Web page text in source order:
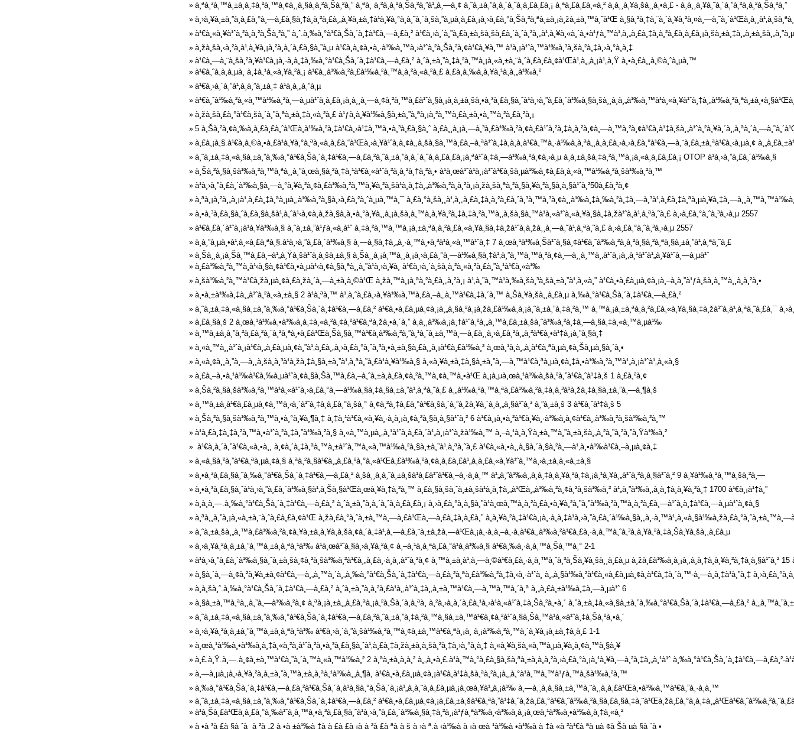
» à¸ªà¸³à¸™à¸±à¸à¸‡à¸²à¸™à¸¢à¸¸à¸§à¸à¸²à¸Šà¸²à¸” à¸ªà¸ à¸²à¸à¸²à¸Šà¸²à¸”à¹„à¸—à¸¢ à¸ˆà¸±à¸”à¸à¸´à¸ˆà¸à¸£à¸£à¸¡ à¸ªà¸£à¸£à¸«à¸² à¸à¸¸à¸¥à¸šà¸¸à¸•à¸£ - à¸à¸¸à¸¥à¸˜à¸´à¸”à¸²à¸à¸²à¸Šà¸²à¸”
» à¸›à¸¥à¸±à¸”à¸à¸£à¸°à¸—à¸£à¸§à¸‡à¸à¸²à¸£à¸„à¸¥à¸±à¸‡à¹à¸¥à¸°à¸­à¸˜à¸´à¸šà¸”à¸µà¸à¸£à¸¡à¸›à¸£à¸°à¸Šà¸²à¸ªà¸±à¸¡à¸žà¸±à¸™à¸˜à¹Œ
» à¹€à¸«à¸¥à¹ˆà¸²à¸à¸²à¸Šà¸²à¸” à¸ˆ.à¸‰à¸°à¹€à¸Šà¸´à¸‡à¹€à¸—à¸£à¸²
» à¸žà¸šà¸‹à¸²à¸à¹‚à¸¥à¸¡à¸²à¸­à¸´à¸£à¸§à¸”à¸µ à¹€à¸à¸¢à¸•à¸·à¹‰à¸™à¸›à¹ˆà¸²à¸Šà¸²à¸¢à¹€à¸¥à¸™ à¹à¸¡à¹ˆà¸™à¹‰à¸³à¸šà¸²à¸‡à¸›à¸°à¸à¸‡
» à¹€à¸—à¸¨à¸šà¸²à¸¥à¹€à¸¡à¸·à¸­à¸‡à¸‰à¸°à¹€à¸Šà¸´à¸‡à¹€à¸—à¸£à¸² à¸ˆà¸±à¸”à¸‡à¸²à¸™à¸¡à¸«à¸±à¸¨à¸ˆà¸£à¸£à¸¢à¹Œà¹‚à¸„à¸¡à¹„à¸Ÿ à¸•à¸£à¸¸à¸©à¸ˆà¸µà¸™
» à¹€à¸ˆà¸­à¸­à¸µà¸ à¸‡à¸¹à¸«à¸¥à¸²à¸¡ à¹€à¸‚à¹‰à¸²à¸£à¹‰à¸²à¸™à¸­à¸²à¸«à¸²à¸£ à¸£à¸­à¸‰à¸à¸¥à¸¹à¸à¸„à¹‰à¸²
» à¹€à¸›à¸´à¸”à¹‚à¸à¸”à¸±à¸‡ à¹à¸­à¸„à¸”à¸µ
»
» à¸žà¸šà¸£à¸°à¹€à¸šà¸´à¸”à¸ªà¸±à¸‡à¸«à¸²à¸£ à¹ƒà¸à¸¥à¹‰à¸§à¸±à¸”à¸ªà¸¡à¸²à¸™à¸£à¸±à¸•à¸™à¸²à¸£à¸²à¸¡
» 5 à¸Šà¸²à¸¢à¸‰à¸à¸£à¸£à¸ˆà¹Œà¸­à¹‰à¸²à¸‡à¹€à¸›à¹‡à¸™à¸•à¸³à¸£à¸§à¸ˆ
» à¸£à¸¡à¸§.à¹€à¸à¸©à¸•à¸£à¹à¸¥à¸°à¸ªà¸«à¸à¸£à¸“à¹Œà¸›à¸¥à¹ˆà¸­à¸¢à¸‚à¸šà¸§à¸™à¸£à¸–à¸ªà¹ˆà¸‡à¸­à¸­à¸à¹€à¸™à¸·à¹‰à¸­à¸ªà¸¸à¸à¸£à¸›à¸›à¸£à¸°à¹€à¸—à¸¨à¸£à¸±à¸ªà¹€à¸‹à¸µà¸¢
» à¸ˆà¸±à¸‡à¸«à¸§à¸±à¸”à¸‰à¸°à¹€à¸Šà¸´à¸‡à¹€à¸—à¸£à¸²à¸ˆà¸±à¸”à¸à¸´à¸ˆà¸à¸£à¸£à¸¡à¸ªà¹ˆà¸‡à¸—à¹‰à¸²à¸¢à¸›à¸µ à¸à¸±à¸šà¸‡à¸²à¸™à¸¡à¸«à¸à¸£à¸£à¸¡ OTOP à¹à¸›à¸”à¸£à¸´à¹‰à¸§
» à¸Šà¸²à¸§à¸šà¹‰à¸²à¸™à¸ªà¸¸à¸”à¸œà¸§à¸²à¸‡à¸¹à¹€à¸«à¹ˆà¸²à¸­à¸²à¸†à¸²à¸• à¹à¸œà¹ˆà¹à¸¡à¹ˆà¹€à¸šà¸µà¹‰à¸¢à¸£à¸­à¸«à¸™à¹‰à¸²à¸šà¹‰à¸²à¸™
» à¹à¸›à¸”à¸£à¸´à¹‰à¸§à¸—à¸°à¸¥à¸²à¸¢à¸£à¹‰à¸²à¸™à¸¥à¸²à¸šà¹à¸à¸‡à¸„à¹‰à¸²à¸à¸²à¸¡à¸žà¸šà¸ªà¸²à¸§à¸¥à¸²à¸§à¸à¸§à¹ˆà¸²50à¸£à¸²à¸¢
» à¸ªà¸¡à¸²à¸„à¸¡à¹‚à¸£à¸‡à¸ªà¸µà¸‚à¹‰à¸²à¸§à¸›à¸£à¸²à¸ˆà¸µà¸™à¸¯
» à¸•à¸³à¸£à¸§à¸ˆà¸£à¸§à¸šà¹‚à¸ˆà¹‹à¸¢à¸à¸žà¸§à¸à¸•à¸°à¸¥à¸¸à¸¡à¸šà¸­à¸™à¸à¸¥à¸²à¸‡à¸‡à¸²à¸™à¸‚à¸šà¸§à¸™à¹à¸«à¹ˆà¸«à¸¥à¸§à¸‡à¸žà¹ˆà¸­à¹‚à¸ªà¸˜à¸£ à¸›à¸£à¸°à¸ˆà¸³à¸›à¸µ 2557
» à¹€à¸£à¸´à¹ˆà¸¡à¹à¸¥à¹‰à¸§ à¸ˆà¸±à¸”à¹ƒà¸«à¸à¹ˆ à¸‡à¸²à¸™à¸™à¸¡à¸±à¸ªà¸à¸²à¸£à¸«à¸¥à¸§à¸‡à¸žà¹ˆà¸­à¸žà¸¸à¸—à¸˜à¹‚à¸ªà¸˜à¸£ à¸›à¸£à¸°à¸ˆà¸³à¸›à¸µ 2557
» à¸­à¸”à¸µà¸•à¹‚à¸«à¸£à¸ªà¸§.à¹à¸›à¸”à¸£à¸´à¹‰à¸§ à¸—à¸§à¸‡à¸„à¸·à¸™à¸•à¸³à¹à¸«à¸™à¹ˆà¸‡ 7 à¸œà¸¹à¹‰à¸Šà¹ˆà¸§à¸¢à¹€à¸ˆà¹‰à¸²à¸­à¸²à¸§à¸²à¸ªà¸§à¸±à¸”à¹‚à¸ªà¸˜à¸£
» à¸Šà¸¸à¸¡à¸Šà¸™à¸£à¸–à¹„à¸Ÿà¸šà¹ˆà¸­à¸šà¸±à¸§ à¸Šà¸¸à¸¡à¸™à¸¸à¸¡à¸›à¸£à¸°à¸—à¹‰à¸§à¸‡à¹‚à¸”à¸™à¸™à¸²à¸¢à¸—à¸¸à¸™à¸‚à¹ˆà¸¡à¸‚à¸¹à¹ˆà¹„à¸¥à¹ˆà¸—à¸µà¹ˆ
» à¸£à¹‰à¸²à¸™à¸à¹‹à¸§à¸¢à¹€à¸•à¸µà¹‹à¸¢à¸§à¸ªà¸¸à¸”à¹à¸›à¸¥à¸ à¹€à¸›à¸´à¸šà¸­à¸²à¸«à¸²à¸£à¸”à¸¹à¹€à¸«à¹‰
» à¸šà¹‰à¸²à¸™à¹€à¸žà¸µà¸¢à¸£à¸žà¸´à¸—à¸±à¸à¸©à¹Œ à¸žà¸™à¸¡à¸ªà¸²à¸£à¸„à¸²à¸¡ à¹‚à¸”à¸™à¹à¸‰à¸šà¸³à¸šà¸±à¸”à¹‚à¸«à¸” à¹€à¸•à¸£à¸µà¸¢à¸¡à¸–à¸­à¸”à¹ƒà¸šà¸­à¸™à¸¸à¸à¸²à¸•
» à¸•à¸±à¹‰à¸‡à¸„à¹ˆà¸²à¸«à¸±à¸§ 2 à¹à¸ªà¸™ à¹‚à¸ˆà¸£à¸›à¸¥à¹‰à¸™à¸£à¸–à¸‚à¸™à¹€à¸‡à¸´à¸™ à¸Šà¸¥à¸šà¸¸à¸£à¸µ à¸‰à¸°à¹€à¸Šà¸´à¸‡à¹€à¸—à¸£à¸²
» à¸ˆà¸±à¸‡à¸«à¸§à¸±à¸”à¸‰à¸°à¹€à¸Šà¸´à¸‡à¹€à¸—à¸£à¸² à¹€à¸•à¸£à¸µà¸¢à¸¡à¸„à¸§à¸²à¸¡à¸žà¸£à¹‰à¸­à¸¡à¸ˆà¸±à¸”à¸‡à¸²à¸™ à¸™à¸¡à¸±à¸ªà¸à¸²à¸£à¸«à¸¥à¸§à¸‡à¸žà¹ˆà¸­à¹‚à¸ªà¸˜à¸£à¸¯
» à¸£à¸§à¸š 2 à¸œà¸¹à¹‰à¸•à¹‰à¸­à¸‡à¸«à¸²à¸¢à¸²à¹€à¸ªà¸žà¸•à¸´à¸” à¸­à¸¸à¹‰à¸¡à¸†à¹ˆà¸²à¸„à¸™à¸£à¸±à¸šà¸ˆà¹‰à¸²à¸‡à¸—à¸§à¸‡à¸«à¸™à¸µà¹‰
» à¸™à¸±à¸à¸”à¸²à¸£à¸²à¸¨à¸²à¸ªà¸•à¸£à¹Œà¸Šà¸§à¸™à¹€à¸à¹‰à¸²à¸”à¸¹à¸ˆà¸±à¸™à¸—à¸£à¸¸à¸›à¸£à¸²à¸„à¸²à¹€à¸•à¹‡à¸¡à¸”à¸§à¸‡
» à¸«à¸™à¸¸à¹ˆà¸¡à¹€à¸„à¸£à¸µà¸¢à¸”à¹‚à¸£à¸„à¸›à¸£à¸°à¸ˆà¸³à¸•à¸±à¸§à¸£à¸¸à¸¡à¹€à¸£à¹‰à¸² à¸œà¸¹à¸à¸„à¸­à¹€à¸ªà¸µà¸¢à¸Šà¸µà¸§à¸´à¸•
» à¸«à¸¢à¸¸à¸”à¸—à¸¸à¸šà¸à¸³à¹à¸žà¸‡à¸§à¸±à¸”à¹‚à¸ªà¸˜à¸£à¹à¸¥à¹‰à¸§ à¸«à¸¥à¸±à¸‡à¸§à¸±à¸”à¸—à¸™à¹€à¸ªà¸µà¸¢à¸‡à¸•à¹‰à¸²à¸™à¹„à¸¡à¹ˆà¹„à¸«à¸§
» à¸£à¸–à¸•à¸¹à¹‰à¹€à¸‰à¸µà¹ˆà¸¢à¸§à¸Šà¸™à¸£à¸–à¸ˆà¸±à¸à¸£à¸¢à¸²à¸™à¸¢à¸™à¸•à¹Œ à¸¡à¸µà¸œà¸¹à¹‰à¸šà¸²à¸”à¹€à¸ˆà¹‡à¸š 1 à¸£à¸²à¸¢
» à¸Šà¸²à¸§à¸šà¹‰à¸²à¸™à¹à¸«à¹ˆà¸›à¸£à¸°à¸—à¹‰à¸§à¸‡à¸§à¸±à¸”à¹‚à¸ªà¸˜à¸£ à¸„à¹‰à¸²à¸™à¸ªà¸£à¹‰à¸²à¸‡à¸à¸³à¹à¸žà¸‡à¸§à¸±à¸”à¸—à¸¶à¸š
» à¸™à¸±à¸à¹€à¸£à¸µà¸¢à¸™à¸‹à¸´à¹ˆà¸‡à¸à¸£à¸°à¸šà¸° à¸¢à¸²à¸‡à¸£à¸°à¹€à¸šà¸´à¸”à¸žà¸¥à¸´à¸à¸„à¸§à¹ˆà¸³ à¸”à¸±à¸š 3 à¹€à¸ˆà¹‡à¸š 5
» à¸Šà¸²à¸§à¸šà¹‰à¸²à¸™à¸•à¸°à¸¥à¸¶à¸‡ à¸‡à¸¹à¹€à¸«à¸¥à¸·à¸­à¸¡à¸¢à¸²à¸§à¸à¸§à¹ˆà¸² 6 à¹€à¸¡à¸•à¸²à¹€à¸¥à¸·à¹‰à¸­à¸¢à¹€à¸‚à¹‰à¸²à¸šà¹‰à¸²à¸™
» à¹à¸£à¸‡à¸‡à¸²à¸™à¸•à¹ˆà¸²à¸‡à¸”à¹‰à¸²à¸§ à¸«à¸™à¸µà¸„à¸¹à¹ˆà¸­à¸£à¸´à¹„à¸¡à¹ˆà¸žà¹‰à¸™ à¸–à¸¹à¸à¸Ÿà¸±à¸™à¸”à¸±à¸šà¸„à¸²à¸”à¸²à¸”à¸Ÿà¹‰à¸²
» à¹€à¸à¸´à¸”à¹€à¸«à¸•à¸¸ à¸¢à¸´à¸‡à¸ªà¸™à¸±à¹ˆà¸™à¸«à¸™à¹‰à¸²à¸§à¸±à¸”à¹‚à¸ªà¸˜à¸£ à¹€à¸«à¸•à¸¸à¸§à¸´à¸§à¸²à¸—à¹‚à¸•à¹‰à¹€à¸–à¸µà¸¢à¸‡
» à¸«à¸§à¸²à¸”à¹€à¸ªà¸µà¸¢à¸§ à¸ªà¸²à¸§à¹€à¸„à¸£à¸²à¸°à¸«à¹Œà¸£à¹‰à¸²à¸¢à¸à¸£à¸£à¹„à¸à¸£à¸«à¸¥à¹ˆà¸™à¸›à¸±à¸à¸«à¸±à¸§
» à¸•à¸³à¸£à¸§à¸ˆà¸‰à¸°à¹€à¸Šà¸´à¸‡à¹€à¸—à¸£à¸² à¸šà¸¸à¸à¸ˆà¸±à¸šà¹à¸£à¹ˆà¹€à¸–à¸·à¸­à¸™ à¹„à¸”à¹‰à¸‚à¸­à¸‡à¸à¸¥à¸²à¸‡à¸¡à¸¹à¸¥à¸„à¹ˆà¸²à¸à¸§à¹ˆà¸² 9 à¸¥à¹‰à¸²à¸™à¸šà¸²à¸—
» à¸•à¸³à¸£à¸§à¸ˆà¹à¸›à¸”à¸£à¸´à¹‰à¸§à¹‚à¸Šà¸§à¹Œà¸œà¸¥à¸‡à¸²à¸™ à¸£à¸§à¸šà¸ˆà¸±à¸šà¹à¸à¸‡à¸„à¹Œà¸„à¹‰à¸²à¸¢à¸²à¸šà¹‰à¸² à¹„à¸”à¹‰à¸‚à¸­à¸‡à¸à¸¥à¸²à¸‡ 1700 à¹€à¸¡à¹‡à¸”
» à¸à¸à¸—.à¸‰à¸°à¹€à¸Šà¸´à¸‡à¹€à¸—à¸£à¸² à¸ˆà¸±à¸”à¸à¸´à¸ˆà¸à¸£à¸£à¸¡ à¸›à¸£à¸°à¸à¸§à¸”à¹à¸œà¸™à¸à¸²à¸£à¸•à¸¥à¸²à¸”à¸”à¹‰à¸²à¸™à¸à¸²à¸£à¸—à¹ˆà¸­à¸‡à¹€à¸—à¸µà¹ˆà¸¢à¸§
» à¸ªà¸¸à¸”à¸¡à¸«à¸±à¸¨à¸ˆà¸£à¸£à¸¢à¹Œ à¸žà¸£à¸°à¸ˆà¸±à¸™à¸—à¸£à¹Œà¸—à¸£à¸‡à¸à¸£à¸”
» à¸ˆà¸±à¸šà¸„à¸™à¸£à¹‰à¸²à¸¢à¸¥à¸±à¸à¸¥à¸­à¸šà¸¢à¸´à¸‡à¹‚à¸—à¸£à¸¨à¸±à¸žà¸—à¹Œà¸¡à¸·à¸­à¸–à¸·à¸­à¹€à¸‚à¹‰à¸²à¹€à¸£à¸·à¸­à¸™à¸ˆà¸³à¸à¸¥à¸²à¸‡à¸Šà¸¥à¸šà¸¸à¸£à¸µ
» à¸›à¸¥à¸²à¸à¸±à¸”à¸™à¸±à¸à¸ªà¸¹à¹‰ à¹à¸œà¹ˆà¸§à¸›à¸¥à¸²à¸¢ à¸–à¸¹à¸à¸ªà¸£à¸°à¹à¸à¹‰à¸§ à¹€à¸‰à¸·à¸­à¸™à¸Šà¸™à¸° 2-1
» à¹à¸›à¸”à¸£à¸´à¹‰à¸§à¸ˆà¸±à¸šà¸¢à¸²à¸šà¹‰à¸²à¹€à¸„à¸£à¸·à¸­à¸‚à¹ˆà¸²à¸¢ à¸™à¸±à¸à¹‚à¸—à¸©à¹€à¸£à¸·à¸­à¸™à¸ˆà¸³à¸Šà¸¥à¸šà¸¸à¸£à¸µ
» à¸§à¸´à¸—à¸¢à¸²à¸¥à¸±à¸¢à¹€à¸—à¸„à¸™à¸´à¸„à¸‰à¸°à¹€à¸Šà¸´à¸‡à¹€à¸—à¸£à¸²à¸ªà¸£à¹‰à¸²à¸‡à¸‹à¸·à¹ˆà¸­ à¸„à¸§à¹‰à¸²à¹€à¸«à¸£à¸µà¸¢à¸à¹€à¸‡à¸´à¸™-à¸—à¸­à¸‡à¹à¸”à¸‡
» à¸­à¸šà¸ˆ.à¸‰à¸°à¹€à¸Šà¸´à¸‡à¹€à¸—à¸£à¸² à¸ˆà¸±à¸”à¸à¸²à¸£à¹à¸‚à¹ˆà¸‡à¸‚à¸±à¸™à¹€à¸—à¸™à¸™à¸´à¸ª à¸„à¸£à¸±à¹‰à¸‡à¸—à¸µà¹ˆ 6
» à¸§à¸±à¸™à¸ªà¸¸à¸”à¸—à¹‰à¸²à¸¢ à¸ªà¸¡à¸±à¸„à¸£à¸ªà¸¡à¸²à¸Šà¸´à¸à¸ªà¸ à¸²à¸›à¸à¸´à¸£à¸¹à¸›à¹à¸«à¹ˆà¸‡à¸Šà¸²à¸•à¸´ à¸ˆà¸±à¸‡à¸«à¸§à¸±à¸”à¸‰à¸°à¹€à¸Šà¸´à¸‡à¹€à¸—à¸£à¸²
» à¸ˆà¸±à¸‡à¸«à¸§à¸±à¸”à¸‰à¸°à¹€à¸Šà¸´à¸‡à¹€à¸—à¸£à¸²à¸ˆà¸±à¸”à¸‡à¸²à¸™à¸§à¸±à¸™à¹€à¸¢à¸²à¹ˆà¸§à¸Šà¸™à¹à¸«à¹ˆà¸‡à¸Šà¸²à¸•à¸´
» à¸›à¸¥à¸²à¸à¸±à¸”à¸™à¸±à¸à¸ªà¸¹à¹‰ à¹€à¸›à¸´à¸”à¸šà¹‰à¸²à¸™à¸¢à¸±à¸™à¹€à¸ªà¸¡à¸­ à¸¡à¹‰à¸²à¸™à¸´à¸¥à¸¡à¸±à¸‡à¸à¸£ 1-1
» à¸œà¸¹à¹‰à¸•à¹‰à¸­à¸‡à¸«à¸²à¸à¹ˆà¸²à¸•à¸³à¸£à¸§à¸ˆà¹‚à¸£à¸‡à¸žà¸±à¸à¸šà¸²à¸‡à¸›à¸°à¸à¸‡ à¸«à¸¥à¸šà¸«à¸™à¸µà¸¥à¸­à¸¢à¸™à¸§à¸¥
» à¸£.à¸Ÿ.à¸—.à¸¢à¸±à¸™à¹€à¸”à¸´à¸™à¸«à¸™à¹‰à¸² 2 à¸ªà¸±à¸à¸à¸² à¸„à¸•à¸£.à¹à¸™à¸°à¸£à¸§à¸šà¸ªà¸±à¸à¸à¸²à¸›à¸£à¸°à¸¡à¸¹à¸¥à¸—à¸²à¸‡à¸„à¸¹à¹ˆ à¸‰à¸°à¹€à¸Šà¸´à¸‡à¹€à¸—à¸£à¸²-
» à¸—à¸µà¸¡à¸›à¸¥à¸²à¸à¸±à¸”à¸™à¸±à¸à¸ªà¸¹à¹‰à¸„à¸¶à¸ à¹€à¸•à¸£à¸µà¸¢à¸¡à¹€à¸à¹‡à¸šà¸ªà¸²à¸¡à¸„à¸°à¹à¸™à¸™à¹ƒà¸™à¸šà¹‰à¸²à¸™
» à¸‰à¸°à¹€à¸Šà¸´à¸‡à¹€à¸—à¸£à¸²à¹€à¸Šà¸´à¸à¹à¸§à¸°à¸Šà¸´à¸¡à¹„à¸­à¸¨à¸à¸£à¸µà¸¡à¸œà¸¥à¹„à¸¡à¹‰ à¸—à¸¸à¸à¸§à¸±à¸™à¸¨à¸¸à¸à¸£à¹Œà¸•à¹‰à¸™à¹€à¸”à¸·à¸­à¸™
» à¸ˆà¸±à¸‡à¸«à¸§à¸±à¸”à¸‰à¸°à¹€à¸Šà¸´à¸‡à¹€à¸—à¸£à¸²
» à¹à¸Šà¸£à¹Œà¸à¸£à¸°à¸‰à¹ˆà¸­à¸™à¸•à¸³à¸£à¸§à¸ˆà¹à¸›à¸”à¸£à¸´à¹‰à¸§à¸‡à¸²à¸¡à¹ƒà¸ªà¹‰à¸‹à¹‰à¸­à¸¡à¸œà¸¹à¹‰à¸•à¹‰à¸­à¸‡à¸«à¸²
» à¸•à¸³à¸£à¸§à¸ˆà¸ à¸²à¸„2 à¸•à¸±à¹‰à¸‡à¸à¸£à¸£à¸¡à¸à¸²à¸£à¸ªà¸­à¸š à¸›à¸ª.à¸‹à¹‰à¸­à¸¡à¸œà¸¹à¹‰à¸•à¹‰à¸­à¸‡à¸«à¸²à¹€à¸ªà¸µà¸¢à¸Šà¸µà¸§à¸´à¸•